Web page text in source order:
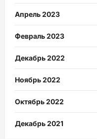
Апрель 2023
Февраль 2023
Декабрь 2022
Ноябрь 2022
Октябрь 2022
Декабрь 2021